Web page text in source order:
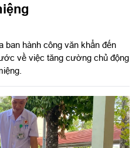
ban hành công văn khẩn đến
về việc tăng cường chủ động